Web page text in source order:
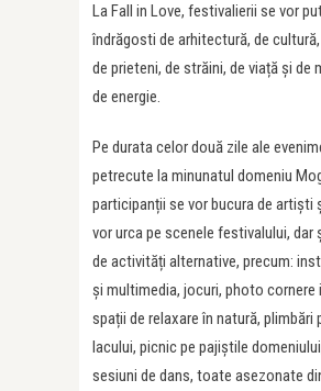
La Fall in Love, festivalierii se vor
îndrăgosti de arhitectură, de
de prieteni, de străini, de viață și de
de energie.
Pe durata celor două zile ale
petrecute la minunatul domeniu
participanții se vor bucura de artiști
vor urca pe scenele festivalului, dar
de activități alternative, precum:
și multimedia, jocuri, photo cornere
spații de relaxare în natură, plimbări
lacului, picnic pe pajiștile
sesiuni de dans, toate asezonate